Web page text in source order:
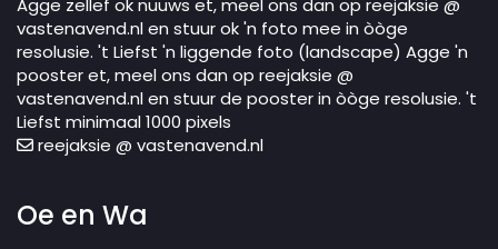
Agge zellef ok nuuws et, meel ons dan op reejaksie @
vastenavend.nl en stuur ok 'n foto mee in òòge
resolusie. 't Liefst 'n liggende foto (landscape) Agge 'n
pooster et, meel ons dan op reejaksie @
vastenavend.nl en stuur de pooster in òòge resolusie. 't
Liefst minimaal 1000 pixels
reejaksie @ vastenavend.nl
Oe en Wa